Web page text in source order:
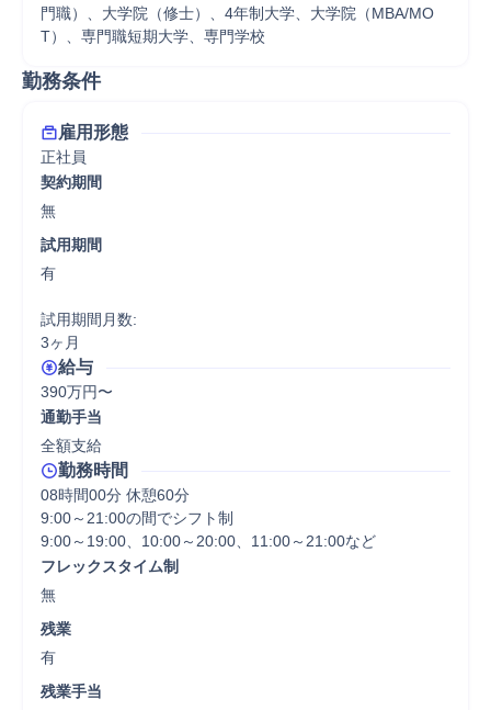
門職）、大学院（修士）、4年制大学、大学院（MBA/MO
T）、専門職短期大学、専門学校
勤務条件
雇用形態
正社員
契約期間
無
試用期間
有
試用期間月数:
3ヶ月
給与
390万円〜
通勤手当
全額支給
勤務時間
08時間00分 休憩60分
9:00～21:00の間でシフト制
9:00～19:00、10:00～20:00、11:00～21:00など
フレックスタイム制
無
残業
有
残業手当